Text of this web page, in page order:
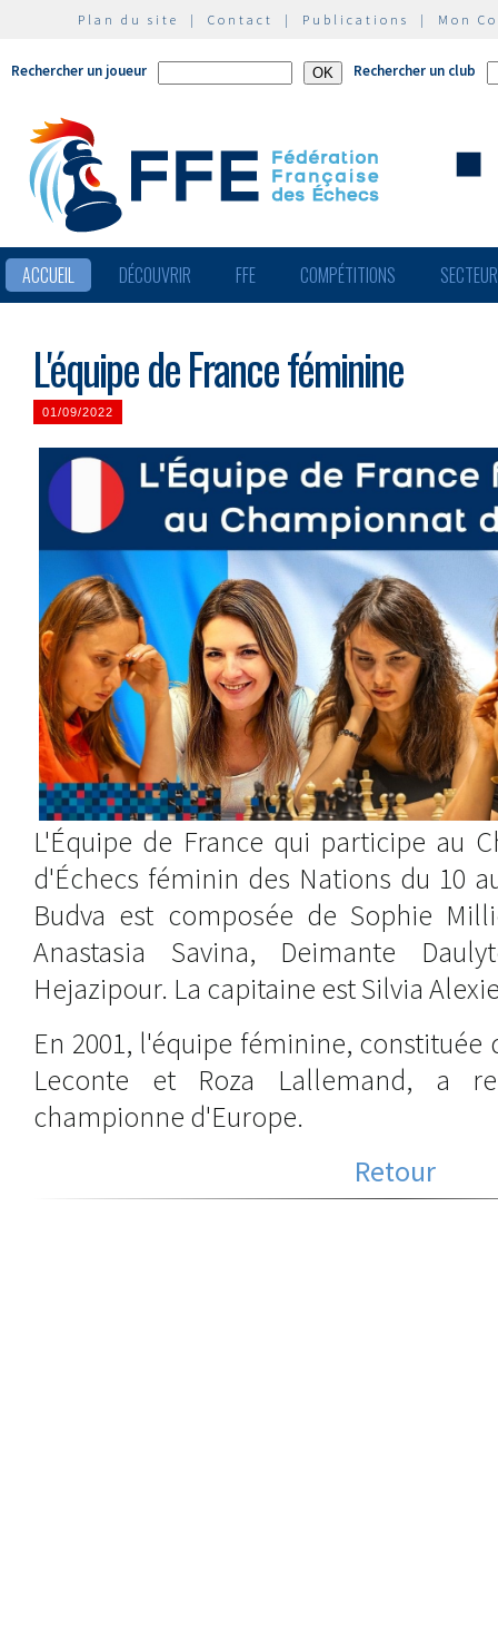
Plan du site | Contact | Publications | Mon
Rechercher un joueur Rechercher un club
ACCUEIL DÉCOUVRIR FFE COMPÉTITIONS
L'équipe de France féminine
01/09/2022
L'Équipe de France qui participe au
d'Échecs féminin des Nations du 10
Budva est composée de Sophie
Anastasia Savina, Deimante
Hejazipour. La capitaine est Silvia
En 2001, l'équipe féminine, constituée
Leconte et Roza Lallemand, a
championne d'Europe.
Retour